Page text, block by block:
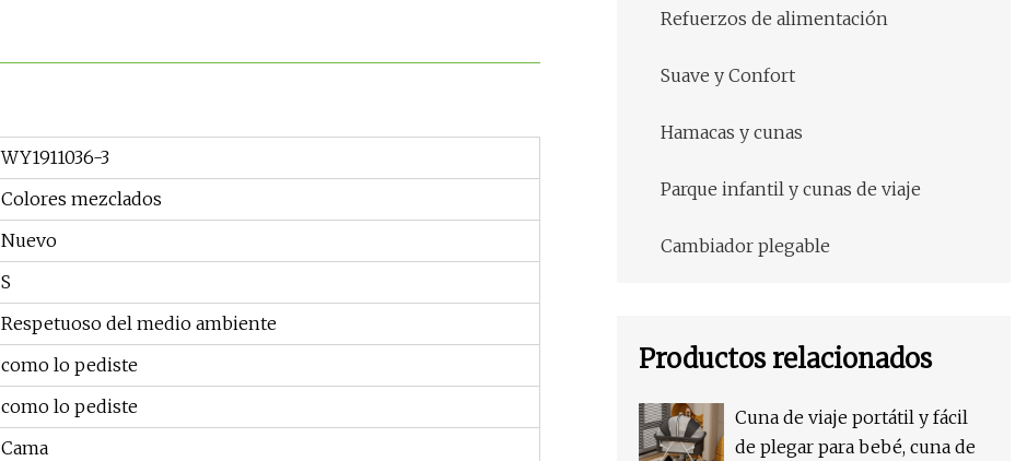
WY1911036-3
Colores mezclados
Nuevo
S
Respetuoso del medio ambiente
como lo pediste
como lo pediste
Cama
Refuerzos de alimentación
Suave y Confort
Hamacas y cunas
Parque infantil y cunas de viaje
Cambiador plegable
Productos relacionados
Cuna de viaje portátil y fácil
de plegar para bebé, cuna de